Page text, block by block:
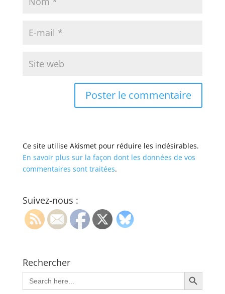
Ce site utilise Akismet pour réduire les indésirables.
En savoir plus sur la façon dont les données de vos
commentaires sont traitées.
Suivez-nous :
Rechercher
Search
for:
Search Button